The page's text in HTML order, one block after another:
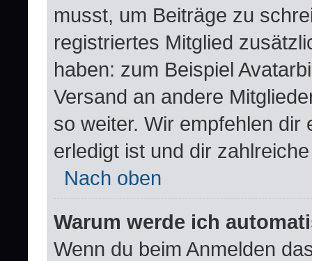
musst, um Beiträge zu
registriertes Mitglied
haben: zum Beispiel
Versand an andere
so weiter. Wir empfehlen dir
erledigt ist und dir
Nach oben
Warum werde ich
Wenn du beim Anmelden